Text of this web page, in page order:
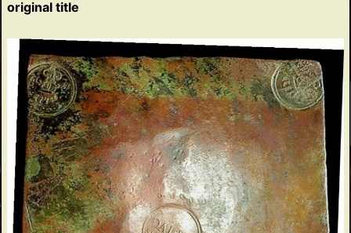
original title